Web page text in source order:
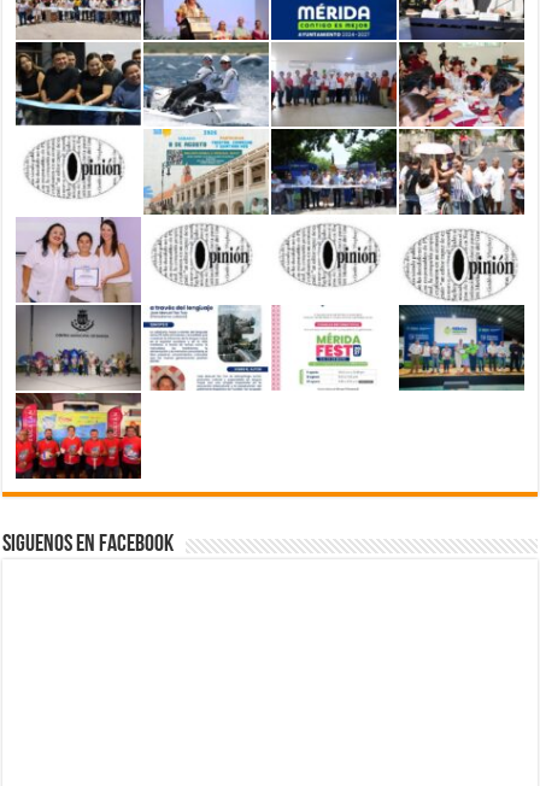
Siguenos en Facebook